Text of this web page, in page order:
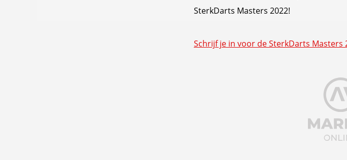
SterkDarts Masters 2022!
Schrijf je in voor de SterkDarts Masters